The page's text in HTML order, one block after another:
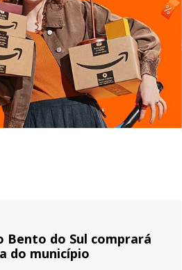
Bento do Sul comprará
do município